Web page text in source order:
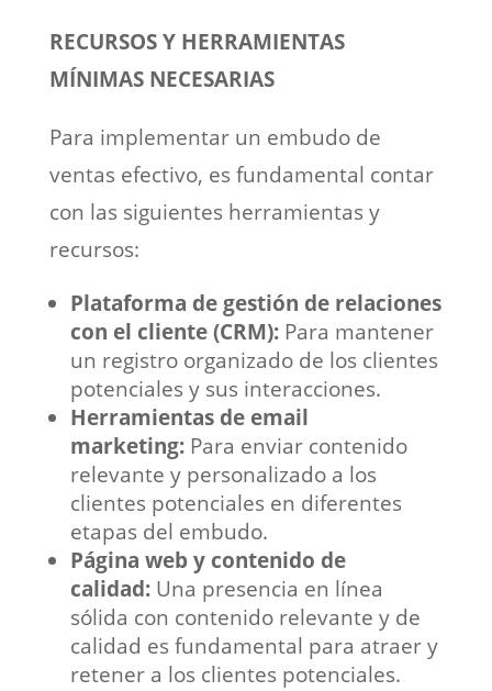
RECURSOS Y HERRAMIENTAS
MÍNIMAS NECESARIAS
Para implementar un embudo de
ventas efectivo, es fundamental contar
con las siguientes herramientas y
recursos:
Plataforma de gestión de relaciones
con el cliente (CRM):Para mantener
un registro organizado de los clientes
potenciales y sus interacciones.
Herramientas de email
marketing:Para enviar contenido
relevante y personalizado a los
clientes potenciales en diferentes
etapas del embudo.
Página web y contenido de
calidad:Una presencia en línea
sólida con contenido relevante y de
calidad es fundamental para atraer y
retener a los clientes potenciales.